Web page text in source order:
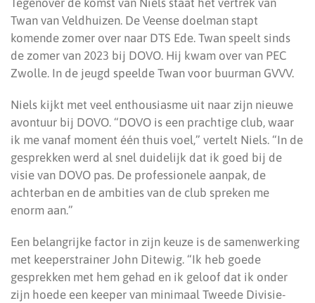
Tegenover de komst van Niels staat het vertrek van
Twan van Veldhuizen. De Veense doelman stapt
komende zomer over naar DTS Ede. Twan speelt sinds
de zomer van 2023 bij DOVO. Hij kwam over van PEC
Zwolle. In de jeugd speelde Twan voor buurman GVVV.
Niels kijkt met veel enthousiasme uit naar zijn nieuwe
avontuur bij DOVO. “DOVO is een prachtige club, waar
ik me vanaf moment één thuis voel,” vertelt Niels. “In de
gesprekken werd al snel duidelijk dat ik goed bij de
visie van DOVO pas. De professionele aanpak, de
achterban en de ambities van de club spreken me
enorm aan.”
Een belangrijke factor in zijn keuze is de samenwerking
met keeperstrainer John Ditewig. “Ik heb goede
gesprekken met hem gehad en ik geloof dat ik onder
zijn hoede een keeper van minimaal Tweede Divisie-